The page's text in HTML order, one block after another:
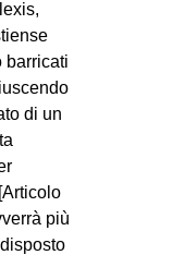
barricati
di un
più